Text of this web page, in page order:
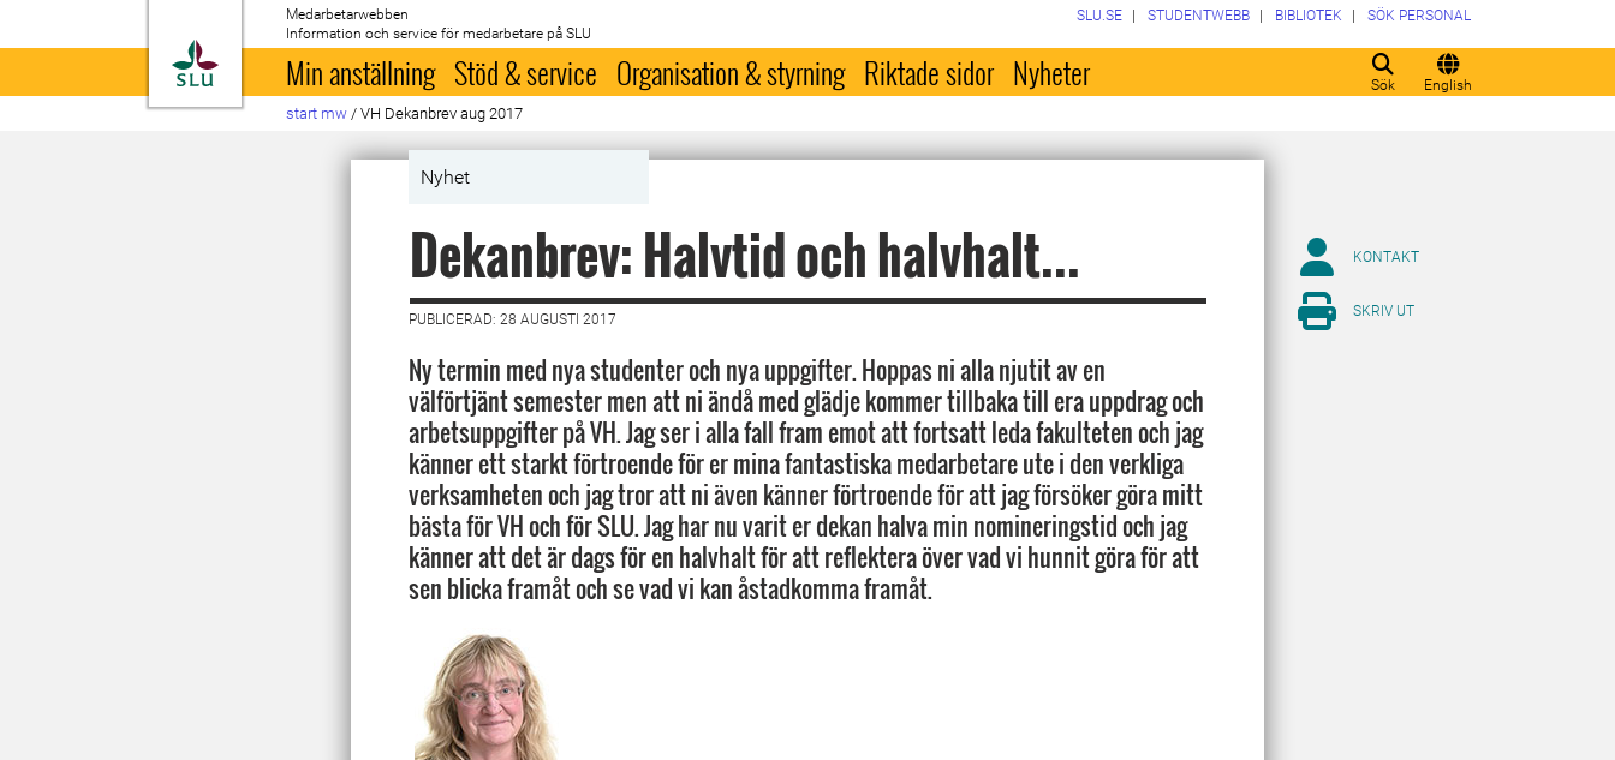
Till startsida
Medarbetarwebben
Information och service för medarbetare på SLU
Sök English
SLU.SE STUDENTWEBB BIBLIOTEK SÖK PERSONAL
Min anställning Stöd & service Organisation & styrning Riktade sidor Nyheter
start mw / VH Dekanbrev aug 2017
Nyhet
Dekanbrev: Halvtid och halvhalt...
PUBLICERAD: 28 AUGUSTI 2017
Ny termin med nya studenter och nya uppgifter. Hoppas ni alla njutit av en
välförtjänt semester men att ni ändå med glädje kommer tillbaka till era uppdrag och
arbetsuppgifter på VH. Jag ser i alla fall fram emot att fortsatt leda fakulteten och jag
känner ett starkt förtroende för er mina fantastiska medarbetare ute i den verkliga
verksamheten och jag tror att ni även känner förtroende för att jag försöker göra mitt
bästa för VH och för SLU. Jag har nu varit er dekan halva min nomineringstid och jag
känner att det är dags för en halvhalt för att reflektera över vad vi hunnit göra för att
sen blicka framåt och se vad vi kan åstadkomma framåt.
KONTAKT
SKRIV UT